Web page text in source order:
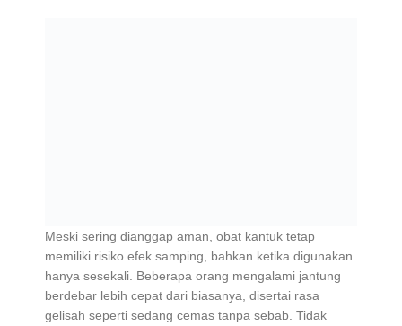
Meski sering dianggap aman, obat kantuk tetap
memiliki risiko efek samping, bahkan ketika digunakan
hanya sesekali. Beberapa orang mengalami jantung
berdebar lebih cepat dari biasanya, disertai rasa
gelisah seperti sedang cemas tanpa sebab. Tidak